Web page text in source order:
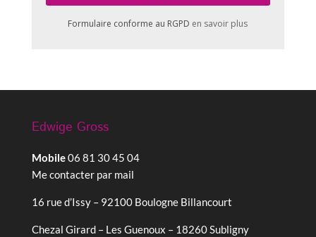
Formulaire conforme au RGPD en savoir plus
Edwige Gross
Mobile06 81 30 45 04
Me contacter par mail
16 rue d’Issy – 92100 Boulogne Billancourt
Chezal Girard – Les Guenoux – 18260 Subligny